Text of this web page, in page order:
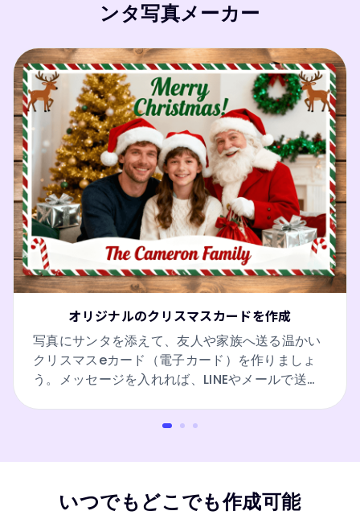
ンタ写真メーカー
オリジナルのクリスマスカードを作成
写真にサンタを添えて、友人や家族へ送る温かい
クリスマスeカード（電子カード）を作りましょ
う。メッセージを入れれば、LINEやメールで送れ
いつでもどこでも作成可能